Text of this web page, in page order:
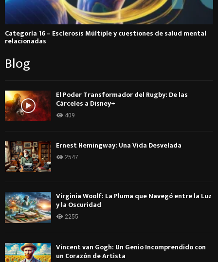
Categoría 16 – Esclerosis Múltiple y cuestiones de salud mental
relacionadas
Blog
El Poder Transformador del Rugby: De las
Cárceles a Disney+
409
Ernest Hemingway: Una Vida Desvelada
2547
Virginia Woolf: La Pluma que Navegó entre la Luz
y la Oscuridad
2255
Vincent van Gogh: Un Genio Incomprendido con
un Corazón de Artista